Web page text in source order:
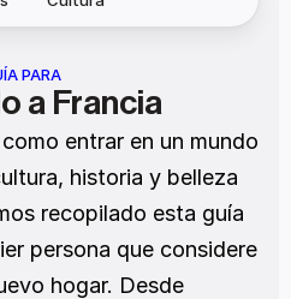
PARA
a Francia
entrar en un mundo
historia y belleza
recopilado esta guía
persona que considere
hogar. Desde